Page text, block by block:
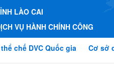
LÀO CAI
VỤ HÀNH CHÍNH CÔNG
chế DVC Quốc gia Cơ sở